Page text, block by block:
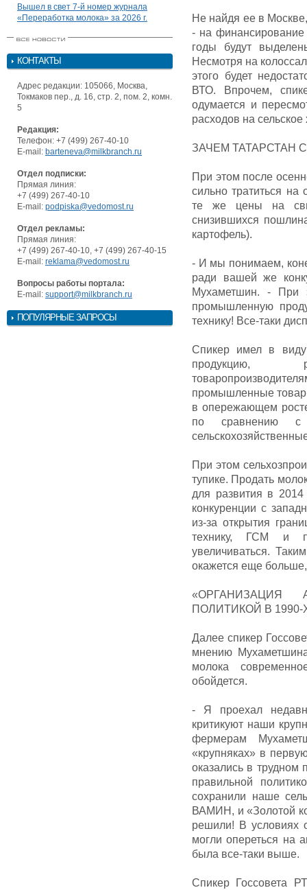
Вышел в свет 7-й номер журнала
«Переработка молока» за 2026 г.
КОНТАКТЫ
Адрес редакции: 105066, Москва,
Токмаков пер., д. 16, стр. 2, пом. 2, комн.
5
Редакция:
Телефон: +7 (499) 267-40-10
E-mail: barteneva@milkbranch.ru
Отдел подписки:
Прямая линия:
+7 (499) 267-40-10
E-mail: podpiska@vedomost.ru
Отдел рекламы:
Прямая линия:
+7 (499) 267-40-10, +7 (499) 267-40-15
E-mail: reklama@vedomost.ru
Вопросы работы портала:
E-mail: support@milkbranch.ru
ПОПУЛЯРНЫЕ ЗАПРОСЫ
Не найдя ее в
- на финансирование
годы будут
Несмотря на
этого будет
ВТО. Впрочем,
одумается и
расходов на сельское
ЗАЧЕМ ТАТАРСТАН
При этом после
сильно тратиться на
те же цены на
снизившихся
картофель).
- И мы понимаем,
ради вашей же
Мухаметшин. - При
промышленную
технику! Все-таки
Спикер имел в
продукцию,
промышленные
в опережающем
по сравнению
При этом
тупике. Продать
для развития в
конкуренции с
из-за открытия
технику, ГСМ и
увеличиваться.
окажется еще
«ОРГАНИЗАЦИЯ
ПОЛИТИКОЙ В 1990-
Далее спикер
мнению
молока
обойдется.
- Я проехал
критикуют наши
фермерам
«крупняках» в
оказались в трудном
правильной
сохранили наше
ВАМИН, и «Золотой
решили! В условиях
могли опереться на
была все-таки выше.
Спикер Госсовета